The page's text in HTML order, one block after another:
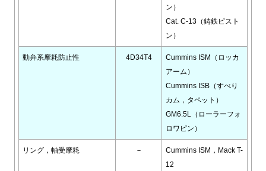
ン）
Cat. C-13（鋳鉄ピスト
ン）
動弁系摩耗防止性 4D34T4
Cummins ISM（ロッカ
アーム）
Cummins ISB（すべり
カム，タペット）
GM6.5L（ローラーフォ
ロワピン）
リング，軸受摩耗 －
Cummins ISM，Mack T-
12